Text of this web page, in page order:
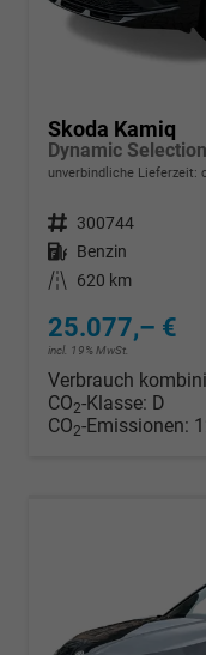
Skoda Kamiq
unverbindliche Lieferzeit:
Fahrzeugnr. 300744
Kraftstoff Benzin
Kilometerstand
620 km
25.077,– €
incl. 19% MwSt.
Verbrauch
CO2-Klasse: D
CO2-Emissionen: